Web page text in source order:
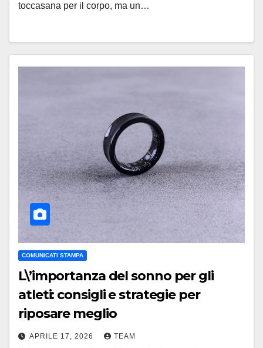
toccasana per il corpo, ma un…
COMUNICATI STAMPA
L\’importanza del sonno per gli
atleti: consigli e strategie per
riposare meglio
APRILE 17, 2026 TEAM